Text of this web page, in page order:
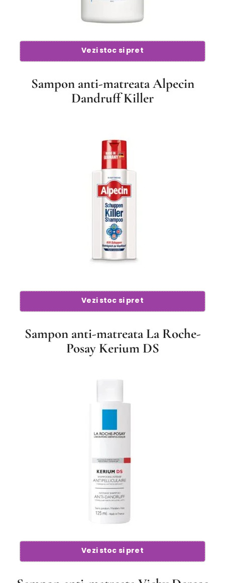
Vezi stoc si pret
Sampon anti-matreata Alpecin
Dandruff Killer
Vezi stoc si pret
Sampon anti-matreata La Roche-
Posay Kerium DS
Vezi stoc si pret